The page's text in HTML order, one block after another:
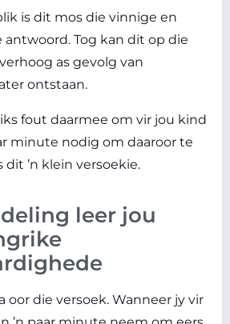
is dit mos die vinnige en
antwoord. Tog kan dit op die
as gevolg van
ontstaan.
fout daarmee om vir jou kind
minute nodig om daaroor te
dit ’n klein versoekie.
leer jou
oor die versoek. Wanneer jy vir